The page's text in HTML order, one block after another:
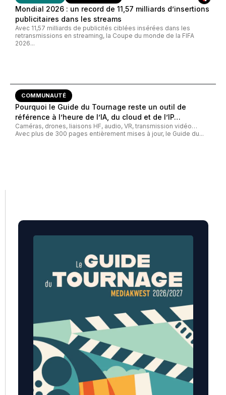
Mondial 2026 : un record de 11,57 milliards d’insertions
publicitaires dans les streams
Avec 11,57 milliards de publicités ciblées insérées dans les
retransmissions en streaming, la Coupe du monde de la FIFA
2026...
COMMUNAUTÉ
Pourquoi le Guide du Tournage reste un outil de
référence à l’heure de l’IA, du cloud et de l’IP…
Caméras, drones, liaisons HF, audio, VR, transmission vidéo…
Avec plus de 300 pages entièrement mises à jour, le Guide du...